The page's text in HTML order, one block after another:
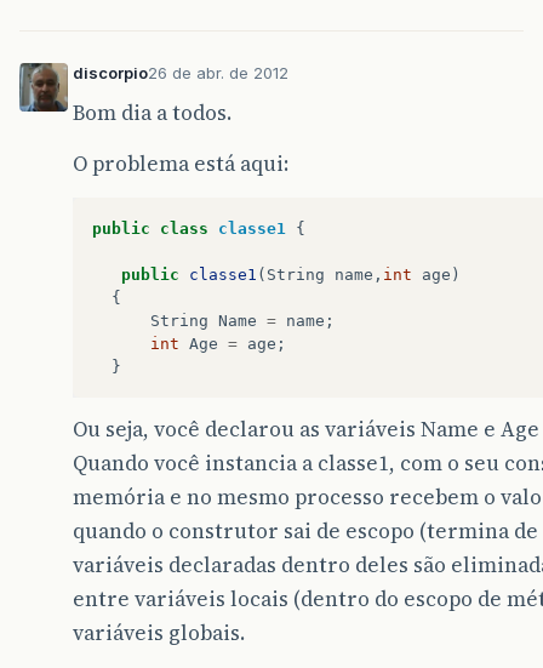
discorpio26 de abr. de 2012
Bom dia a todos.
O problema está aqui:
public class classe1 {
public classe1 ( String name , int age )
{
String Name = name ;
int Age = age ;
}
Ou seja, você declarou as variáveis Name e
Quando você instancia a classe1, com o seu
memória e no mesmo processo recebem o
quando o construtor sai de escopo (termina
variáveis declaradas dentro deles são
entre variáveis locais (dentro do escopo de
variáveis globais.